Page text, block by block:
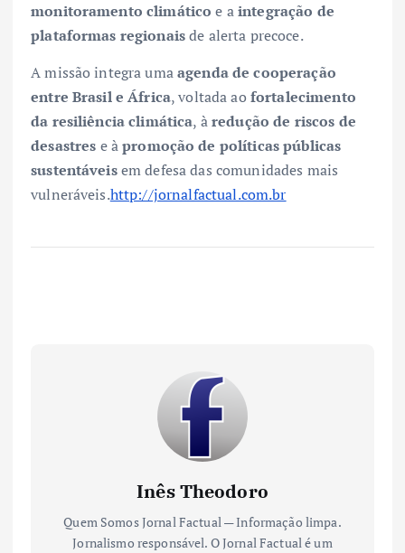
monitoramento climático e aintegração de
plataformas regionaisde alerta precoce.
A missão integra umaagenda de cooperação
entre Brasil e África, voltada aofortalecimento
da resiliência climática, àredução de riscos de
desastres e àpromoção de políticas públicas
sustentáveisem defesa das comunidades mais
vulneráveis.http://jornalfactual.com.br
Inês Theodoro
Quem Somos Jornal Factual — Informação limpa.
Jornalismo responsável. O Jornal Factual é um